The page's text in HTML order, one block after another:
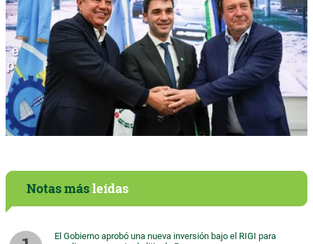
Notas másleídas
El Gobierno aprobó una nueva inversión bajo el RIGI para